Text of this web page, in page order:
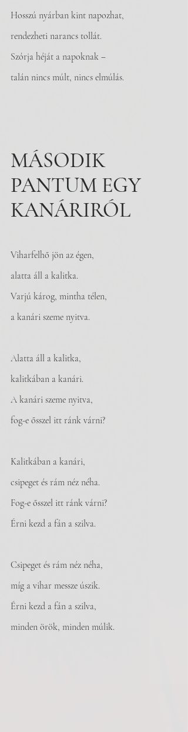
Hosszú nyárban kint napozhat,
rendezheti narancs tollát.
Szórja héját a napoknak ‒
talán nincs múlt, nincs elmúlás.
MÁSODIK
PANTUM EGY
KANÁRIRÓL
Viharfelhő jön az égen,
alatta áll a kalitka.
Varjú károg, mintha télen,
a kanári szeme nyitva.
Alatta áll a kalitka,
kalitkában a kanári.
A kanári szeme nyitva,
fog-e ősszel itt ránk várni?
Kalitkában a kanári,
csipeget és rám néz néha.
Fog-e ősszel itt ránk várni?
Érni kezd a fán a szilva.
Csipeget és rám néz néha,
míg a vihar messze úszik.
Érni kezd a fán a szilva,
minden örök, minden múlik.